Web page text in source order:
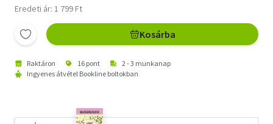
Eredeti ár: 1 799 Ft
Kosárba
Raktáron 16 pont
2 - 3 munkanap
Ingyenes átvétel Bookline boltokban